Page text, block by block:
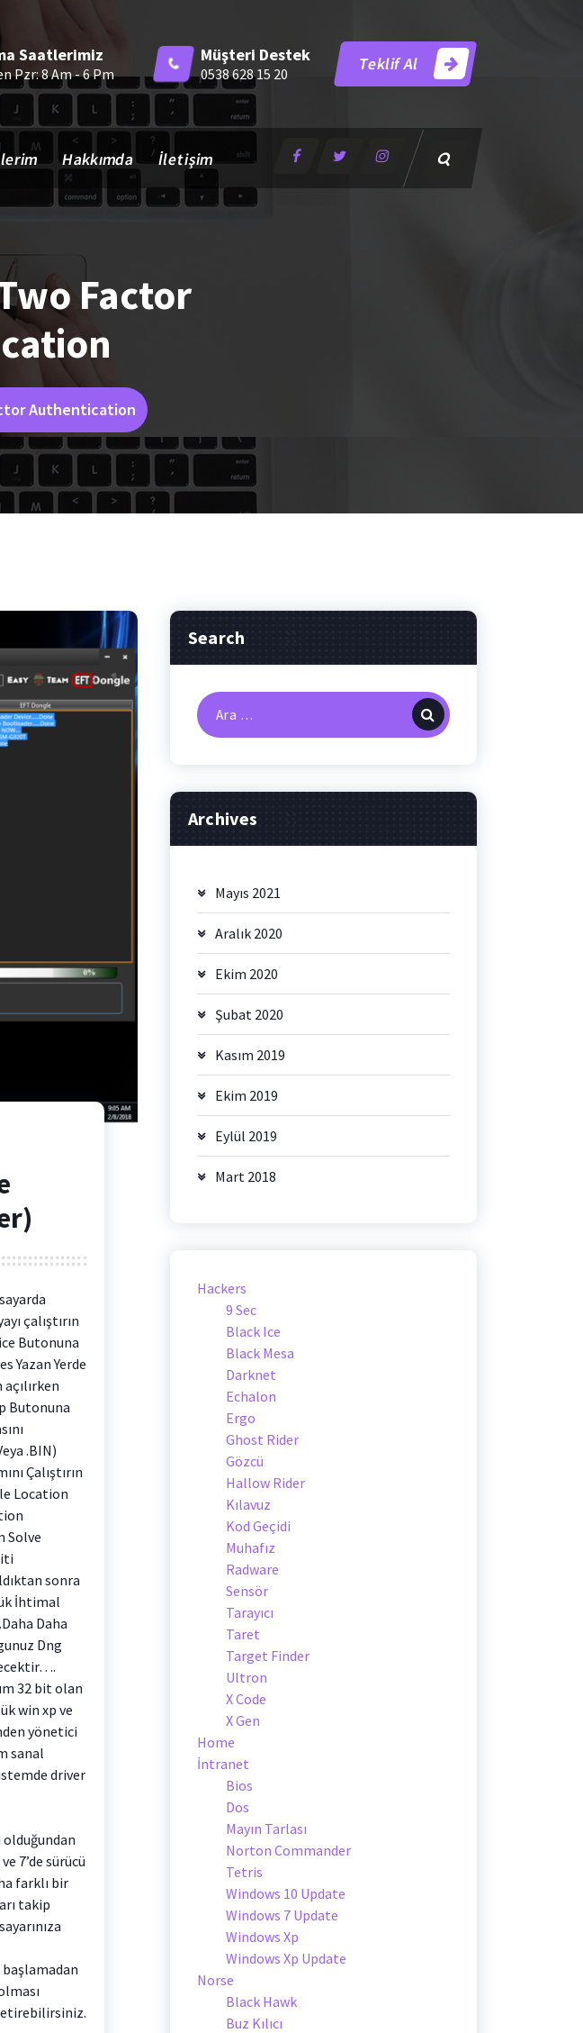
Saatlerimiz
Pzr: 8 Am - 6 Pm
Müşteri Destek
0538 628 15 20 Teklif Al
Hakkımda İletişim
Factor
Authentication
çalıştırın
Butonuna
Yazan Yerde
Butonuna
.BIN)
Çalıştırın
Location
Solve
sonra
İhtimal
Daha
Dng
32 bit olan
win xp ve
yönetici
sanal
driver
7’de sürücü
farklı bir
takip
Search
Arama:
Archives
Mayıs 2021
Aralık 2020
Ekim 2020
Şubat 2020
Kasım 2019
Ekim 2019
Eylül 2019
Mart 2018
Hackers
9 Sec
Black Ice
Black Mesa
Darknet
Echalon
Ergo
Ghost Rider
Gözcü
Hallow Rider
Kılavuz
Kod Geçidi
Muhafız
Radware
Sensör
Tarayıcı
Taret
Target Finder
Ultron
X Code
X Gen
Home
İntranet
Bios
Dos
Mayın Tarlası
Norton Commander
Tetris
Windows 10 Update
Windows 7 Update
Windows Xp
Windows Xp Update
Norse
Black Hawk
Buz Kılıcı